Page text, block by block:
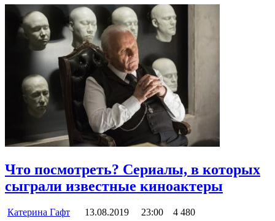
Что посмотреть? Сериалы, в которых
сыграли известные киноактеры
Катерина Гафт 13.08.2019 23:00 4 480